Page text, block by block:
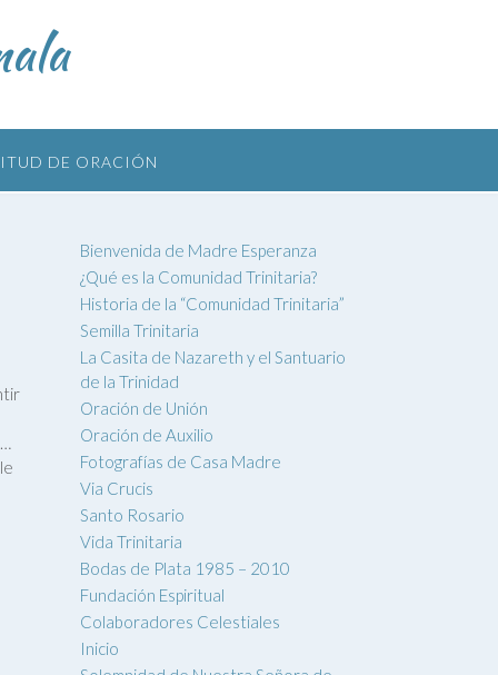
DE ORACIÓN
Bienvenida de Madre Esperanza
¿Qué es la Comunidad Trinitaria?
Historia de la “Comunidad Trinitaria”
Semilla Trinitaria
La Casita de Nazareth y el Santuario
de la Trinidad
Oración de Unión
Oración de Auxilio
Fotografías de Casa Madre
Via Crucis
Santo Rosario
Vida Trinitaria
Bodas de Plata 1985 – 2010
Fundación Espiritual
Colaboradores Celestiales
Inicio